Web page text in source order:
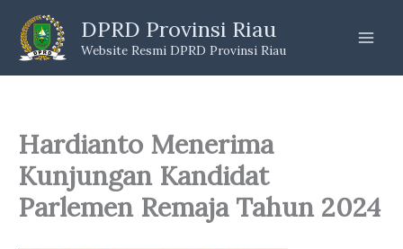
content
DPRD Provinsi Riau
Website Resmi DPRD Provinsi Riau
Hardianto Menerima
Kunjungan Kandidat
Parlemen Remaja Tahun 2024